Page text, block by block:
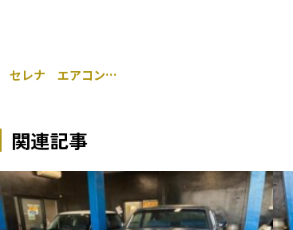
セレナ エアコンコンプレッサー 交換 千葉市
関連記事